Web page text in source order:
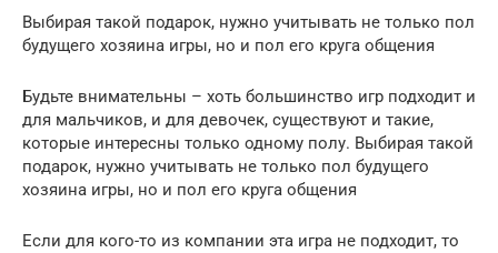
Выбирая такой подарок, нужно учитывать не только пол
будущего хозяина игры, но и пол его круга общения
Будьте внимательны – хоть большинство игр подходит и
для мальчиков, и для девочек, существуют и такие,
которые интересны только одному полу. Выбирая такой
подарок, нужно учитывать не только пол будущего
хозяина игры, но и пол его круга общения
Если для кого-то из компании эта игра не подходит, то